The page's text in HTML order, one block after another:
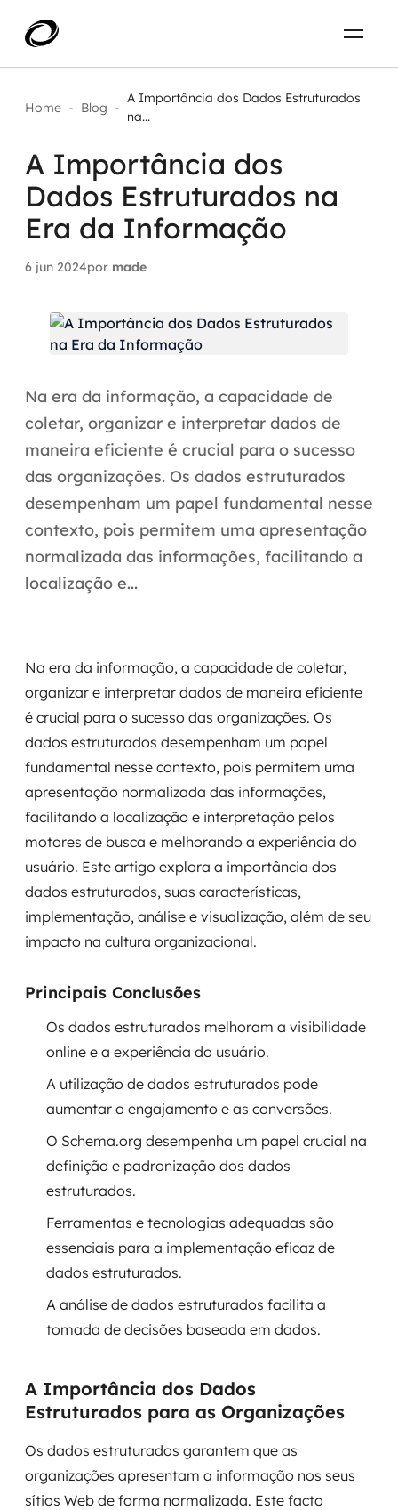
Aplicar IA com impacto real
AI / Machine Learning
IA Generativa
Agentes de IA
Automação inteligente
Integração de IA
RPA e hiperautomação
AI Day
Transformar dados em decisão
Data Platforms
Business Intelligence
Data Lakes & Warehouses
Governança de dados
Modernização de aplicações
Desenvolvimento web e mobile
Modernização tecnológica
Arquitetura de soluções
Migração para Cloud
UX / UI design
Sustentar operações com eficiência
Sustentação de aplicações
Monitoramento 24x7
Billing Cloud
Gestão de infraestrutura
Escalar com segurança
Projetos
Carreira
Home - Blog -
A Importância dos Dados Estruturados
na...
A Importância dos
Dados Estruturados na
Era da Informação
6 jun 2024por made
Na era da informação, a capacidade de
coletar, organizar e interpretar dados de
maneira eficiente é crucial para o sucesso
das organizações. Os dados estruturados
desempenham um papel fundamental nesse
contexto, pois permitem uma apresentação
normalizada das informações, facilitando a
localização e...
Na era da informação, a capacidade de coletar,
organizar e interpretar dados de maneira eficiente
é crucial para o sucesso das organizações. Os
dados estruturados desempenham um papel
fundamental nesse contexto, pois permitem uma
apresentação normalizada das informações,
facilitando a localização e interpretação pelos
motores de busca e melhorando a experiência do
usuário. Este artigo explora a importância dos
dados estruturados, suas características,
implementação, análise e visualização, além de seu
impacto na cultura organizacional.
Principais Conclusões
Os dados estruturados melhoram a visibilidade
online e a experiência do usuário.
A utilização de dados estruturados pode
aumentar o engajamento e as conversões.
O Schema.org desempenha um papel crucial na
definição e padronização dos dados
estruturados.
Ferramentas e tecnologias adequadas são
essenciais para a implementação eficaz de
dados estruturados.
A análise de dados estruturados facilita a
tomada de decisões baseada em dados.
A Importância dos Dados
Estruturados para as Organizações
Os dados estruturados garantem que as
organizações apresentam a informação nos seus
sítios Web de forma normalizada. Este facto